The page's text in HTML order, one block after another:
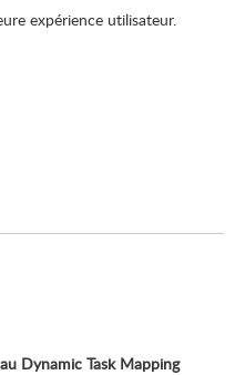
expérience utilisateur.
Dynamic Task Mapping